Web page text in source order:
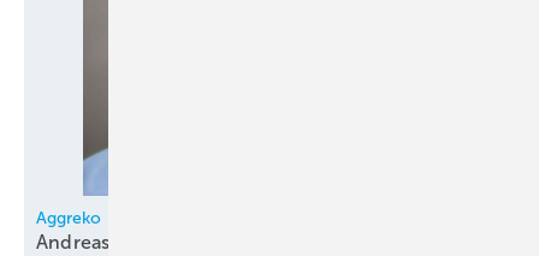
Aggreko
Andreas Essmann neuer Business Development